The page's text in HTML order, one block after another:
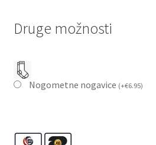
Druge možnosti
Nogometne nogavice (+€6.95)